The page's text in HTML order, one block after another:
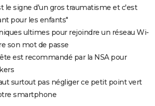
le signe d'un gros traumatisme et c'est
pour les enfants"
ultimes pour rejoindre un réseau Wi-
son mot de passe
est recommandé par la NSA pour
surtout pas négliger ce petit point vert
smartphone